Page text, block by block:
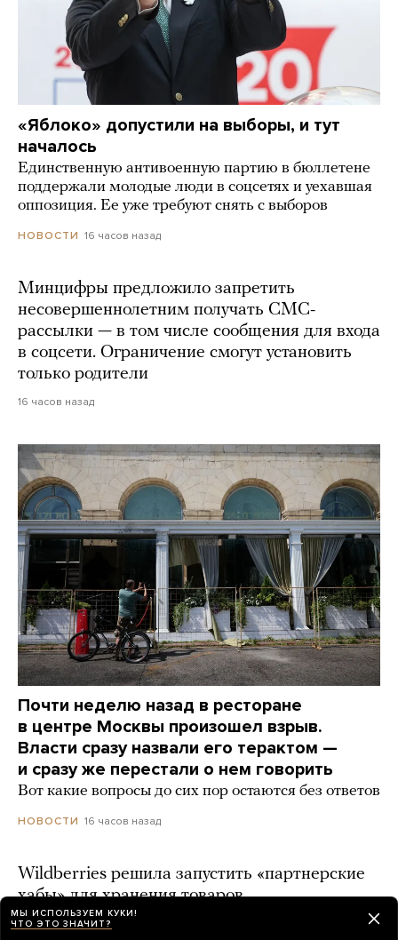
«Яблоко» допустили на выборы, и тут
началось
Единственную антивоенную партию в бюллетене
поддержали молодые люди в соцсетях и уехавшая
оппозиция. Ее уже требуют снять с выборов
НОВОСТИ 16 часов назад
Минцифры предложило запретить
несовершеннолетним получать СМС-
рассылки — в том числе сообщения для входа
в соцсети. Ограничение смогут установить
только родители
16 часов назад
Почти неделю назад в ресторане
в центре Москвы произошел взрыв.
Власти сразу назвали его терактом —
и сразу же перестали о нем говорить
Вот какие вопросы до сих пор остаются без ответов
НОВОСТИ 16 часов назад
Wildberries решила запустить «партнерские
хабы» для хранения товаров
16 часов назад
МЫ ИСПОЛЬЗУЕМ КУКИ!
ЧТО ЭТО ЗНАЧИТ?